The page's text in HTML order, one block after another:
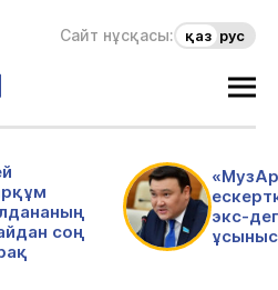
Сайт нұсқасы: қаз рус
айдан соң
экс-